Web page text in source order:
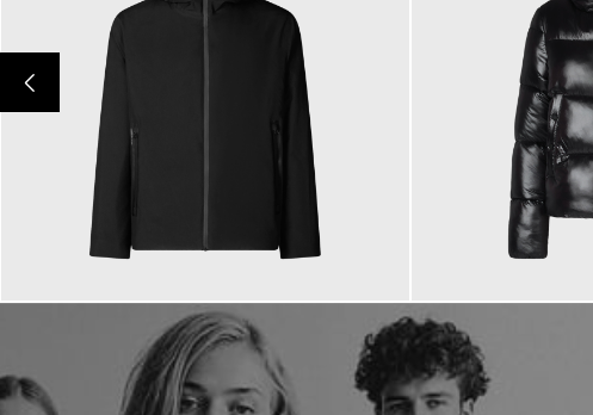
359,00 € 349,00 €